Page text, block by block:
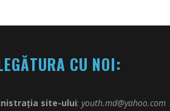
CU NOI:
site-ului: youth.md@yahoo.com